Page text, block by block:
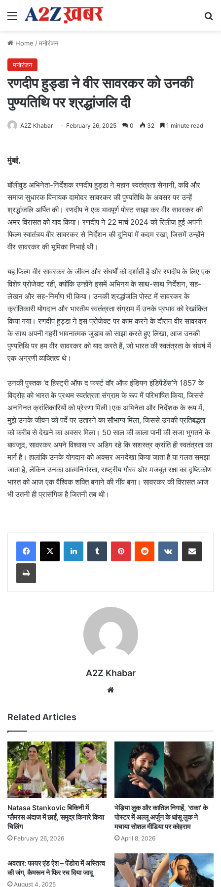
Menu
Home /मनोरंजन
मनोरंजन
रणदीप हुड्डा ने वीर सावरकर को उनकी
पुण्यतिथि पर श्रद्धांजलि दी
A2Z Khabar February 26, 2025 0 32 1 minute read
मुंबई,
बॉलीवुड अभिनेता-निर्देशक रणदीप हुड्डा ने महान स्वतंत्रता सेनानी, कवि और
समाज सुधारक विनायक दामोदर सावरकर की पुण्यतिथि के अवसर पर उन्हें
श्रद्धांजलि अर्पित की। रणदीप ने एक भावपूर्ण पोस्ट साझा कर वीर सावरकर की
अमर विरासत को याद किया। रणदीप ने 22 मार्च 2024 को रिलीज़ हुई अपनी
फिल्म स्वातंत्र्य वीर सावरकर से निर्देशन की दुनिया में कदम रखा, जिसमें उन्होंने
वीर सावरकर की भूमिका निभाई थी।
यह फिल्म वीर सावरकर के जीवन और संघर्षों को दर्शाती है और रणदीप के लिए एक
विशेष प्रोजेक्ट रही, क्योंकि उन्होंने इसमें अभिनय के साथ-साथ निर्देशन, सह-
लेखन और सह-निर्माण भी किया। उनकी श्रद्धांजलि पोस्ट में सावरकर के
क्रांतिकारी योगदान और भारतीय स्वतंत्रता संग्राम में उनके प्रभाव को रेखांकित
किया गया। रणदीप हुड्डा ने इस प्रोजेक्ट पर काम करने के दौरान वीर सावरकर
के साथ अपनी गहरी भावनात्मक जुड़ाव को साझा करते हुए लिखा, आज उनकी
पुण्यतिथि पर हम वीर सावरकर को याद करते हैं, जो भारत की स्वतंत्रता के संघर्ष में
एक अग्रणी व्यक्तित्व थे।
उनकी पुस्तक ‘द हिस्ट्री ऑफ द फर्स्ट वॉर ऑफ इंडियन इंडिपेंडेंस’ने 1857 के
विद्रोह को भारत के प्रथम स्वतंत्रता संग्राम के रूप में परिभाषित किया, जिससे
अनगिनत क्रांतिकारियों को प्रेरणा मिली।एक अभिनेता और निर्देशक के रूप में,
मुझे उनके जीवन को पर्दे पर उतारने का सौभाग्य मिला, जिससे उनकी प्रतिबद्धता
को करीब से देखने का अवसर मिला। 50 साल की काला पानी की सजा भुगतने के
बावजूद, सावरकर अपने विश्वास पर अडिग रहे कि सशस्त्र क्रांति ही स्वतंत्रता का
मार्ग है। हालांकि उनके योगदान को अक्सर अनदेखा किया जाता है या गलत समझा
जाता है, लेकिन उनका आत्मनिर्भरता, राष्ट्रीय गौरव और मजबूत रक्षा का दृष्टिकोण
भारत को आज एक वैश्विक शक्ति बनाने की नींव बना। सावरकर की विरासत आज
भी उतनी ही प्रासंगिक है जितनी तब थी।
LinkedInTumblr PinterestReddit VKontakteShare via Email
Print
A2Z Khabar
Related Articles
Natasa Stankovic बिकिनी में
ग्लैमरस अंदाज में छाईं, समुद्र किनारे किया
चिलिंग
February 26, 2026
भेड़िया लुक और कातिल निगाहें, ‘राका’ के
पोस्टर में अल्लू अर्जुन के धांसू लुक ने
मचाया सोशल मीडिया पर कोहराम
April 8, 2026
अवतार: फायर एंड ऐश – पेंडोरा में अस्तित्व
की जंग, कैमरून ने फिर रच दिया जादू
August 4, 2025